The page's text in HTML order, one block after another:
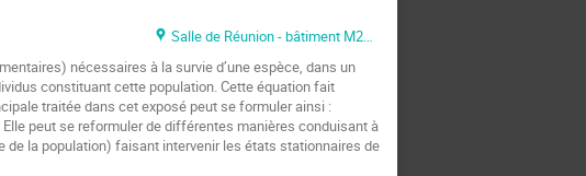
Salle de Réunion - bâtiment M2 - Cité Scientifique
nécessaires à la survie d’une espèce, dans un
constituant cette population. Cette équation fait
traitée dans cet exposé peut se formuler ainsi :
peut se reformuler de différentes manières conduisant à
la population) faisant intervenir les états stationnaires de